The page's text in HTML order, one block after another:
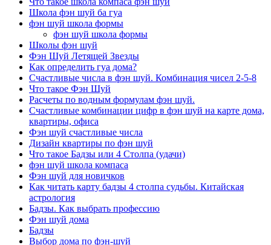
Школа фэн шуй ба гуа
фэн шуй школа формы
фэн шуй школа формы
Школы фэн шуй
Фэн Шуй Летящей Звезды
Как определить гуа дома?
Счастливые числа в фэн шуй. Комбинация чисел 2-5-8
Что такое Фэн Шуй
Расчеты по водным формулам фэн шуй.
Счастливые комбинации цифр в фэн шуй на карте дома,
квартиры, офиса
Фэн шуй счастливые числа
Дизайн квартиры по фэн шуй
Что такое Бадзы или 4 Столпа (удачи)
фэн шуй школа компаса
Фэн шуй для новичков
Как читать карту бадзы 4 столпа судьбы. Китайская
астрология
Бадзы. Как выбрать профессию
Фэн шуй дома
Бадзы
Выбор дома по фэн-шуй